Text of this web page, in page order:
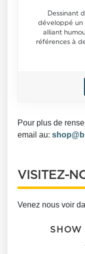
Dessinant
développé un
alliant
références à
Pour plus de
email au:
VISITEZ-
Venez nous voir
SHOW